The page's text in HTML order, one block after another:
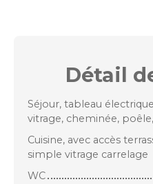
Détail
Séjour, tableau
vitrage, cheminée,
Cuisine, avec accès
simple vitrage carrelage
WC